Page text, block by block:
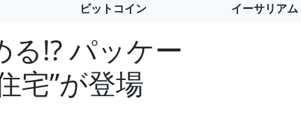
ビットコイン イーサリアム
!? パッケー
宅”が登場